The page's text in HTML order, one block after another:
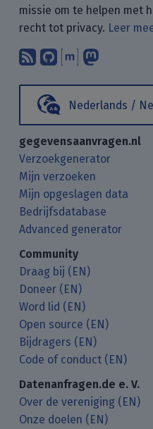
missie om te helpen met
recht tot privacy. Leer
Abonneer op
Vind ons op
Praat
Nederlands /
gegevensaanvragen.nl
Verzoekgenerator
Mijn verzoeken
Mijn opgeslagen data
Bedrijfsdatabase
Advanced generator
Community
Draag bij (EN)
Doneer (EN)
Word lid (EN)
Open source (EN)
Bijdragers (EN)
Code of conduct (EN)
Datenanfragen.de e. V.
Over de vereniging (EN)
Onze doelen (EN)